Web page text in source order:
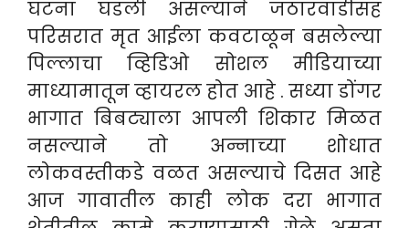
घटना घडली असल्याने जठारवाडीसह
परिसरात मृत आईला कवटाळून बसलेल्या
पिल्लाचा व्हिडिओ सोशल मीडियाच्या
माध्यामातून व्हायरल होत आहे . सध्या डोंगर
भागात बिबट्याला आपली शिकार मिळत
नसल्याने तो अन्नाच्या शोधात
लोकवस्तीकडे वळत असल्याचे दिसत आहे
आज गावातील काही लोक दरा भागात